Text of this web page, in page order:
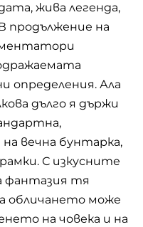
жива легенда,
продължение на
определения. Ала
дълго я държи
вечна бунтарка,
С изкусните
фантазия тя
обличането може
на човека и на